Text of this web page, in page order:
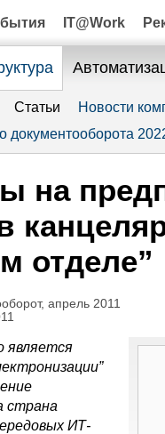
IT@Work
Статьи Новости
документооборота
на
отделе”
апрель 2011
является
страна
ИТ-